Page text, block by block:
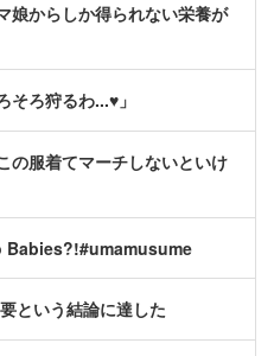
娘からしか得られない栄養が
そろ狩るわ...♥」
の服着てマーチしないといけ
Babies?!#umamusume
という結論に達した